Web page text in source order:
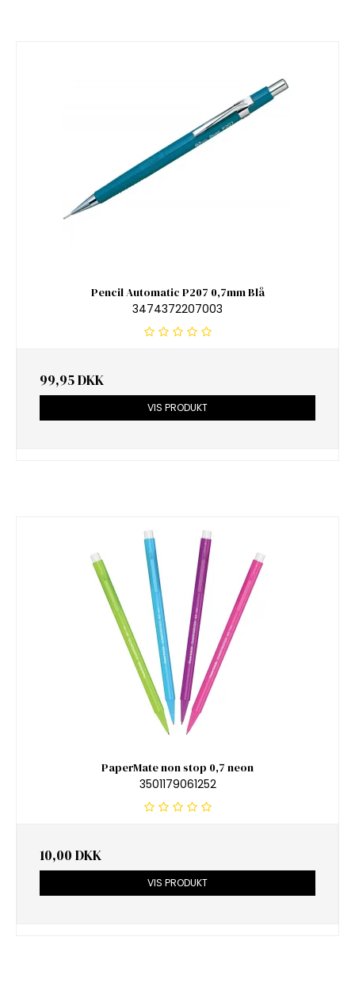
Pencil Automatic P207 0,7mm Blå
3474372207003
99,95 DKK
VIS PRODUKT
PaperMate non stop 0,7 neon
3501179061252
10,00 DKK
VIS PRODUKT